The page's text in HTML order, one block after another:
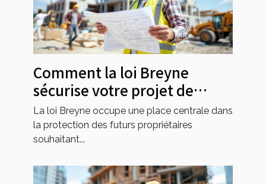
Comment la loi Breyne
sécurise votre projet de
construction ?
La loi Breyne occupe une place centrale dans
la protection des futurs propriétaires
souhaitant...